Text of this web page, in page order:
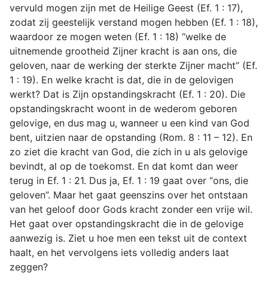
vervuld mogen zijn met de Heilige Geest (Ef. 1 : 17),
zodat zij geestelijk verstand mogen hebben (Ef. 1 : 18),
waardoor ze mogen weten (Ef. 1 : 18) “welke de
uitnemende grootheid Zijner kracht is aan ons, die
geloven, naar de werking der sterkte Zijner macht” (Ef.
1 : 19). En welke kracht is dat, die in de gelovigen
werkt? Dat is Zijn opstandingskracht (Ef. 1 : 20). Die
opstandingskracht woont in de wederom geboren
gelovige, en dus mag u, wanneer u een kind van God
bent, uitzien naar de opstanding (Rom. 8 : 11 – 12). En
zo ziet die kracht van God, die zich in u als gelovige
bevindt, al op de toekomst. En dat komt dan weer
terug in Ef. 1 : 21. Dus ja, Ef. 1 : 19 gaat over “ons, die
geloven”. Maar het gaat geenszins over het ontstaan
van het geloof door Gods kracht zonder een vrije wil.
Het gaat over opstandingskracht die in de gelovige
aanwezig is. Ziet u hoe men een tekst uit de context
haalt, en het vervolgens iets volledig anders laat
zeggen?